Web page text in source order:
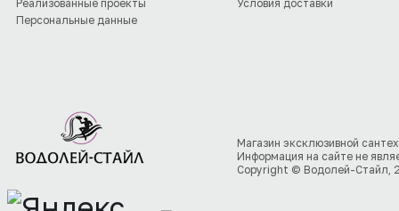
Реализованные проекты
Персональные данные
Условия доставки
Магазин эксклюзивной
Информация на сайте не
Copyright © Водолей-Стайл,